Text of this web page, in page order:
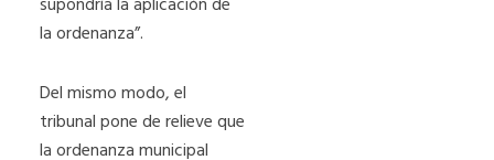
la ordenanza”.
Del mismo modo, el
tribunal pone de relieve que
la ordenanza municipal